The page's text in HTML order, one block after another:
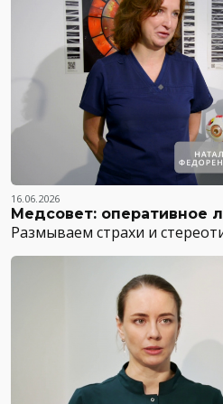
16.06.2026
Медсовет: оперативное
Размываем страхи и